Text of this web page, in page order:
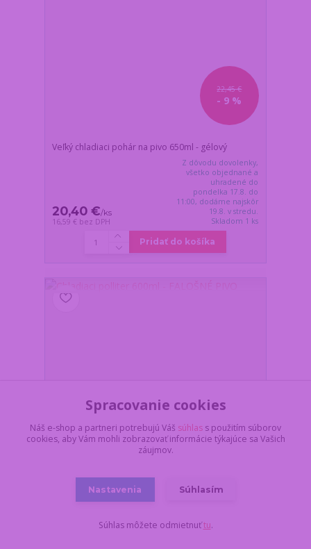
22,45 €
- 9 %
Veľký chladiaci pohár na pivo 650ml - gélový
20,40 €/ks
16,59 € bez DPH
Z dôvodu dovolenky,
všetko objednané a
uhradené do
pondelka 17.8. do
11:00, dodáme najskôr
19.8. v stredu.
Skladom 1 ks
Pridať do košíka
Chladiaci polliter 600ml - FALOŠNÉ PIVO
všetko objednané a
Spracovanie cookies
Náš e-shop a partneri potrebujú Váš súhlas s použitím súborov
cookies, aby Vám mohli zobrazovať informácie týkajúce sa Vašich
záujmov.
Nastavenia Súhlasím
Súhlas môžete odmietnuťtu.